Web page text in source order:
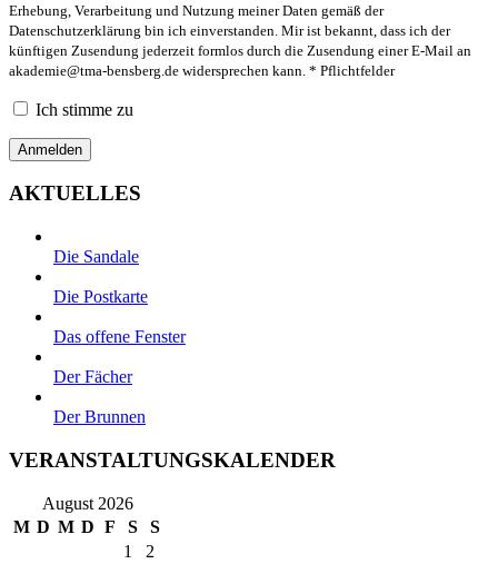
Erhebung, Verarbeitung und Nutzung meiner Daten gemäß der
Datenschutzerklärung bin ich einverstanden. Mir ist bekannt, dass ich der
künftigen Zusendung jederzeit formlos durch die Zusendung einer E-Mail an
akademie@tma-bensberg.de widersprechen kann. * Pflichtfelder
Ich stimme zu
AKTUELLES
Die Sandale
Die Postkarte
Das offene Fenster
Der Fächer
Der Brunnen
VERANSTALTUNGSKALENDER
August 2026
M D M D F S S
1
2